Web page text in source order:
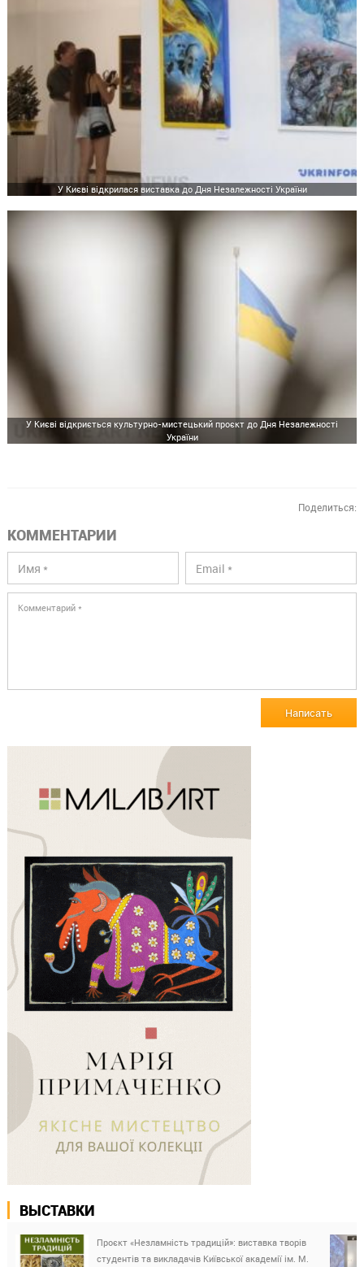
У Києві відкрилася виставка до Дня Незалежності України
У Києві відкриється культурно-мистецький проєкт до Дня Незалежності
України
Поделиться:
КОММЕНТАРИИ
Написать
ВЫСТАВКИ
Проєкт «Незламність традицій»: виставка творів
студентів та викладачів Київської академії ім. М.